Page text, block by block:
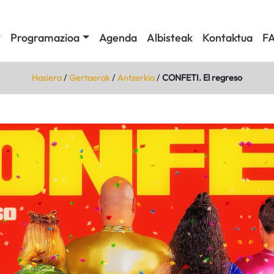
Programazioa Agenda Albisteak Kontaktua
Hasiera/Gertaerak/Antzerkia/CONFETI. El regreso